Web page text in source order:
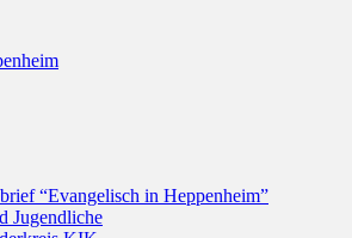
“Evangelisch in Heppenheim”
Jugendliche